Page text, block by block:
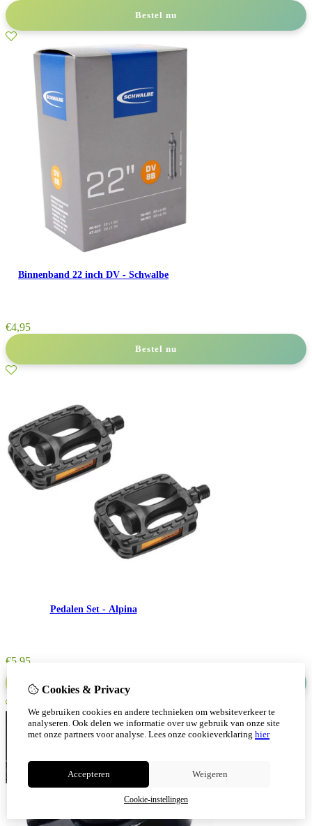
Bestel nu
Binnenband 22 inch DV - Schwalbe
€4,95
Bestel nu
Pedalen Set - Alpina
€5,95
Cookies & Privacy
We gebruiken cookies en andere technieken om websiteverkeer te
analyseren. Ook delen we informatie over uw gebruik van onze site
met onze partners voor analyse. Lees onze cookieverklaring hier
Accepteren Weigeren
Cookie-instellingen